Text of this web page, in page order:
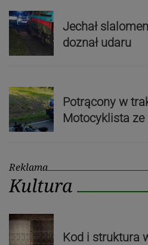
Jechał
doznał udaru
Potrącony w
Motocyklista ze
Reklama
Kultura
Kod i struktura